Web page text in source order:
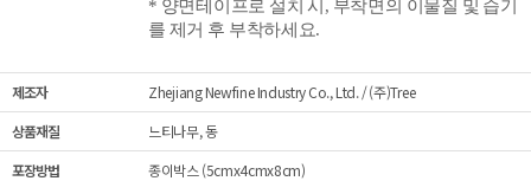
* 양면테이프로 설치 시, 부착면의 이물질 및 습기
를 제거 후 부착하세요.
제조자
Zhejiang Newfine Industry Co., Ltd. / (주)Tree
상품재질
느티나무, 동
포장방법
종이박스 (5cmx4cmx8cm)